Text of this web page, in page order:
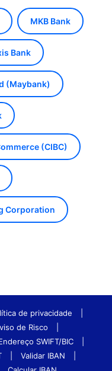
MKB Bank
Bank
(Maybank)
(CIBC)
Corporation
de privacidade
de Risco
SWIFT/BIC
Validar IBAN